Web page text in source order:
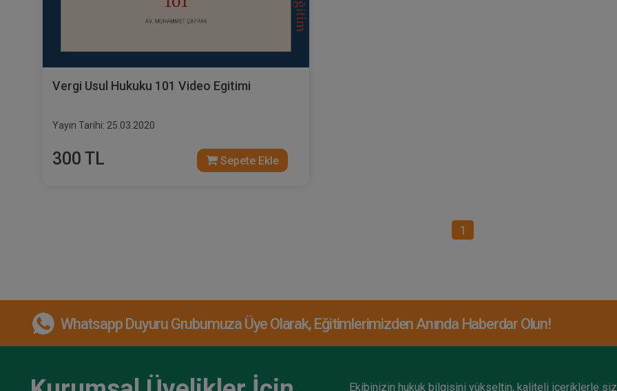
Vergi Usul Hukuku 101 Video Egitimi
Yayın Tarihi: 25.03.2020
300 TL Sepete Ekle
1
Whatsapp Duyuru Grubumuza Üye Olarak, Eğitimlerimizden Anında Haberdar Olun!
Ekibinizin hukuk bilgisini yükseltin, kaliteli içeriklerle